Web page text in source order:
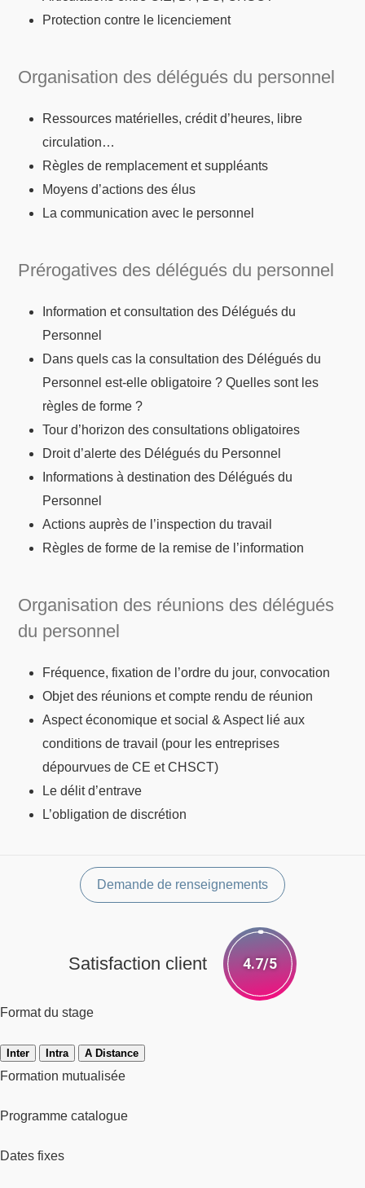
Protection contre le licenciement
Organisation des délégués du personnel
Ressources matérielles, crédit d’heures, libre
circulation…
Règles de remplacement et suppléants
Moyens d’actions des élus
La communication avec le personnel
Prérogatives des délégués du personnel
Information et consultation des Délégués du
Personnel
Dans quels cas la consultation des Délégués du
Personnel est-elle obligatoire ? Quelles sont les
règles de forme ?
Tour d’horizon des consultations obligatoires
Droit d’alerte des Délégués du Personnel
Informations à destination des Délégués du
Personnel
Actions auprès de l’inspection du travail
Règles de forme de la remise de l’information
Organisation des réunions des délégués
du personnel
Fréquence, fixation de l’ordre du jour, convocation
Objet des réunions et compte rendu de réunion
Aspect économique et social & Aspect lié aux
conditions de travail (pour les entreprises
dépourvues de CE et CHSCT)
Le délit d’entrave
L’obligation de discrétion
Demande de renseignements
Satisfaction client 4.7/5
Format du stage
Inter Intra A Distance
Formation mutualisée
Programme catalogue
Dates fixes